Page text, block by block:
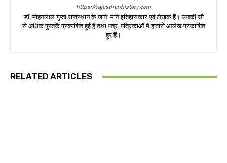
https://rajasthanhistory.com
डॉ. मोहनलाल गुप्ता राजस्थान के जाने-माने इतिहासकार एवं लेखक हैं। उनकी सौ
से अधिक पुस्तकें प्रकाशित हुई हैं तथा पत्र-पत्रिकाओं में हजारों आलेख प्रकाशित
हुए हैं।
RELATED ARTICLES